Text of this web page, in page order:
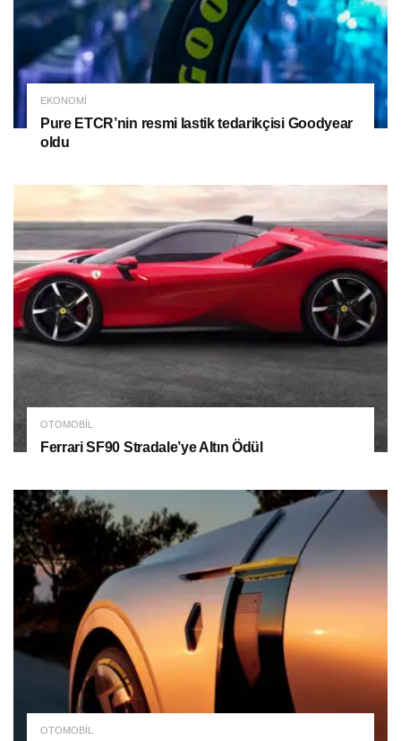
EKONOMI
Pure ETCR’nin resmi lastik tedarikçisi Goodyear
oldu
OTOMOBIL
Ferrari SF90 Stradale’ye Altın Ödül
OTOMOBIL